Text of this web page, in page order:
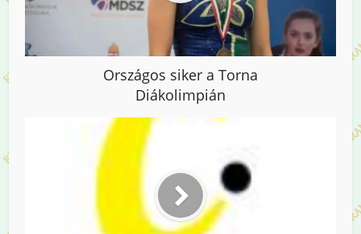
Országos siker a Torna
Diákolimpián